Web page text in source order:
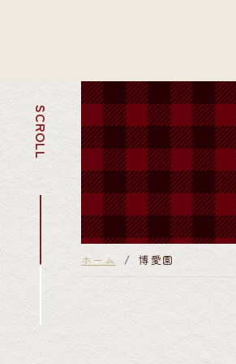
SCROLL
ホーム 博愛園